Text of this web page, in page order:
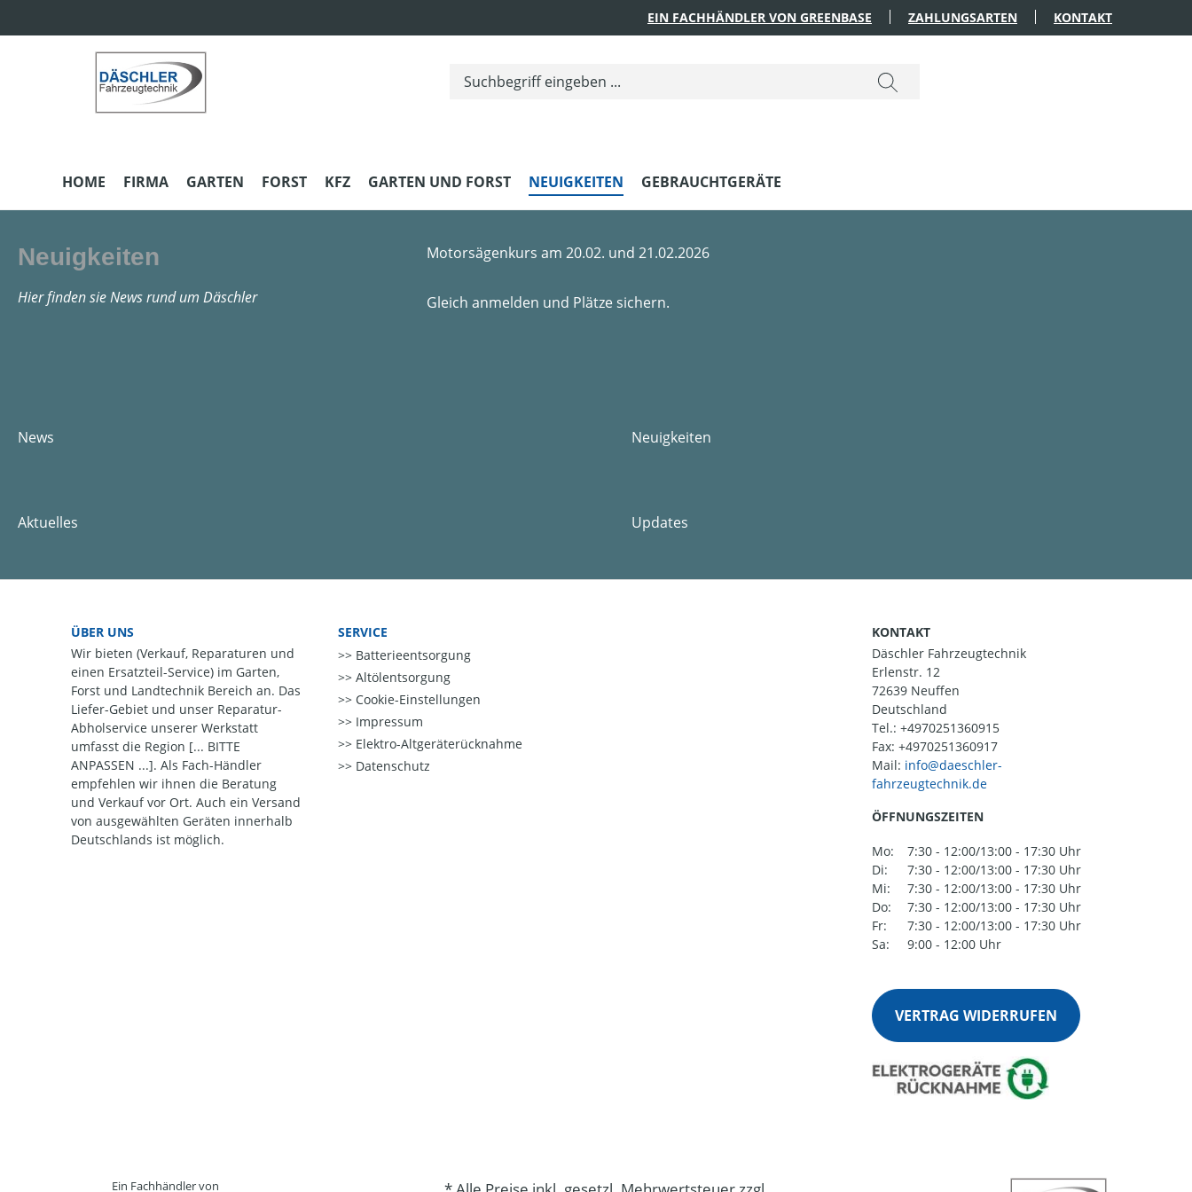
EIN FACHHÄNDLER VON GREENBASE ZAHLUNGSARTEN KONTAKT
HOME FIRMA GARTEN FORST KFZ GARTEN UND FORST NEUIGKEITEN GEBRAUCHTGERÄTE
Neuigkeiten
Hier finden sie News rund um Däschler
Motorsägenkurs am 20.02. und 21.02.2026
Gleich anmelden und Plätze sichern.
News Neuigkeiten
Aktuelles Updates
ÜBER UNS
Wir bieten (Verkauf, Reparaturen und
einen Ersatzteil-Service) im Garten,
Forst und Landtechnik Bereich an. Das
Liefer-Gebiet und unser Reparatur-
Abholservice unserer Werkstatt
umfasst die Region [... BITTE
ANPASSEN ...]. Als Fach-Händler
empfehlen wir ihnen die Beratung
und Verkauf vor Ort. Auch ein Versand
von ausgewählten Geräten innerhalb
Deutschlands ist möglich.
SERVICE
Batterieentsorgung
Altölentsorgung
Cookie-Einstellungen
Impressum
Elektro-Altgeräterücknahme
Datenschutz
KONTAKT
Däschler Fahrzeugtechnik
Erlenstr. 12
72639 Neuffen
Deutschland
Tel.: +4970251360915
Fax: +4970251360917
Mail:
ÖFFNUNGSZEITEN
Mo:
7:30 - 12:00/13:00 - 17:30 Uhr
Di:
7:30 - 12:00/13:00 - 17:30 Uhr
Mi:
7:30 - 12:00/13:00 - 17:30 Uhr
Do:
7:30 - 12:00/13:00 - 17:30 Uhr
Fr:
7:30 - 12:00/13:00 - 17:30 Uhr
Sa:
9:00 - 12:00 Uhr
VERTRAG WIDERRUFEN
Ein Fachhändler von